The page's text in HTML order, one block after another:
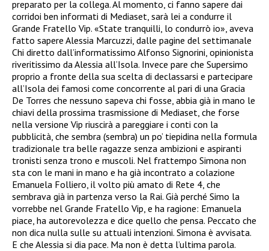
preparato per la collega. Al momento, ci fanno sapere dai
corridoi ben informati di Mediaset, sarà lei a condurre il
Grande Fratello Vip. «State tranquilli, lo condurrò io», aveva
fatto sapere Alessia Marcuzzi, dalle pagine del settimanale
Chi diretto dall’informatissimo Alfonso Signorini, opinionista
riveritissimo da Alessia all’Isola. Invece pare che Supersimo
proprio a fronte della sua scelta di declassarsi e partecipare
all’Isola dei famosi come concorrente al pari di una Gracia
De Torres che nessuno sapeva chi fosse, abbia già in mano le
chiavi della prossima trasmissione di Mediaset, che forse
nella versione Vip riuscirà a pareggiare i conti con la
pubblicità, che sembra (sembra) un po’ tiepidina nella formula
tradizionale tra belle ragazze senza ambizioni e aspiranti
tronisti senza trono e muscoli. Nel frattempo Simona non
sta con le mani in mano e ha già incontrato a colazione
Emanuela Folliero, il volto più amato di Rete 4, che
sembrava già in partenza verso la Rai. Già perché Simo la
vorrebbe nel Grande Fratello Vip, e ha ragione: Emanuela
piace, ha autorevolezza e dice quello che pensa. Peccato che
non dica nulla sulle su attuali intenzioni. Simona è avvisata.
E che Alessia si dia pace. Ma non è detta l’ultima parola.